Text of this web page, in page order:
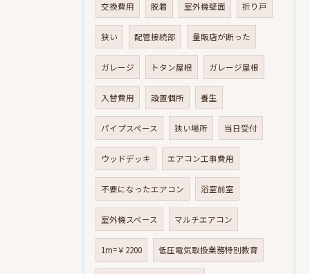
交換費用 脱着 室外機壁面 折り戸
狭い 配管接続部 量販店が断った
ガレージ トタン屋根 ガレージ屋根
入替費用 設置個所 養生
パイプスペース 狭い場所 当日受付
ウッドデッキ エアコン工事費用
不要になったエアコン 浴室前室
室外機スペース マルチエアコン
1m=￥2200 低圧電気取扱業務特別教育